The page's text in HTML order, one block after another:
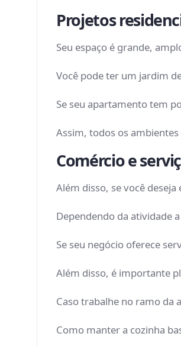
Projetos
Seu espaço é grande,
Você pode ter um jardim
Se seu apartamento tem
Assim, todos os
Comércio e
Além disso, se você
Dependendo da atividade
Se seu negócio oferece
Além disso, é importante
Caso trabalhe no ramo da
Como manter a cozinha